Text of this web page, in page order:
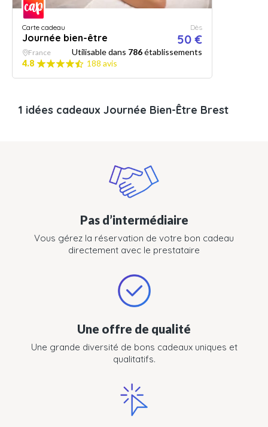
Carte cadeau
Journée bien-être
Dès
50 €
France Utilisable dans 786établissements
4.8
188 avis
1 idées cadeaux Journée Bien-Être Brest
Pas d’intermédiaire
Vous gérez la réservation de votre bon cadeau
directement avec le prestataire
Une offre de qualité
Une grande diversité de bons cadeaux uniques et
qualitatifs.